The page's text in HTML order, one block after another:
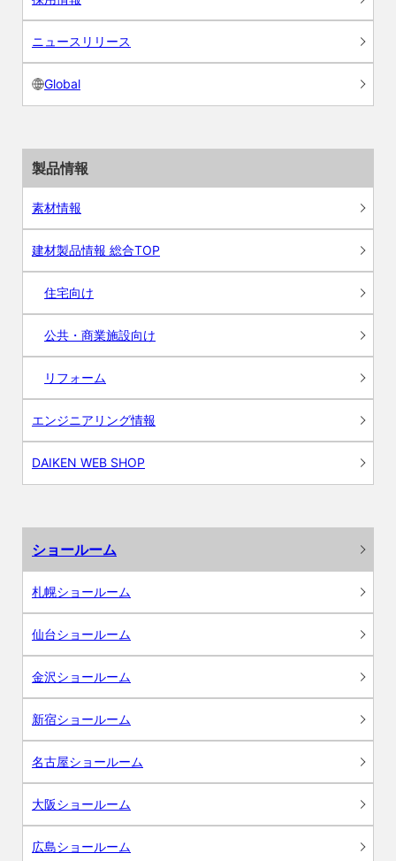
ニュースリリース
Global
製品情報
素材情報
建材製品情報 総合TOP
住宅向け
公共・商業施設向け
リフォーム
エンジニアリング情報
DAIKEN WEB SHOP
ショールーム
札幌ショールーム
仙台ショールーム
金沢ショールーム
新宿ショールーム
名古屋ショールーム
大阪ショールーム
広島ショールーム